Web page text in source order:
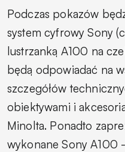
Podczas pokazów
system cyfrowy Sony
lustrzanką A100 na
będą odpowiadać na
szczegółów
obiektywami i
Minolta. Ponadto
wykonane Sony A100